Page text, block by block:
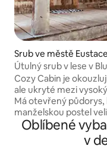
Srub ve městě Eustace
Útulný srub v lese v
Cozy Cabin je
ale ukryté mezi
Má otevřený půdorys,
manželskou postel
vybavenou koupelnu
nožičkách, zařízenou
potřebujete k vaření,
Oblíbené
v